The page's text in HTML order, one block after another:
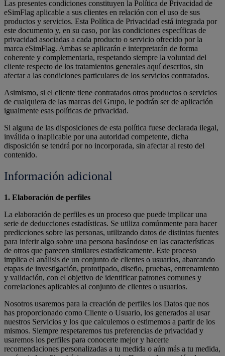
Las presentes condiciones constituyen la Política de Privacidad de
eSimFlag aplicable a sus clientes en relación con el uso de sus
productos y servicios. Esta Política de Privacidad está integrada por
este documento y, en su caso, por las condiciones específicas de
privacidad asociadas a cada producto o servicio ofrecido por la
marca eSimFlag. Ambas se aplicarán e interpretarán de forma
coherente y complementaria, respetando siempre la voluntad del
cliente respecto de los tratamientos generales aquí descritos, sin
afectar a las condiciones particulares de los servicios contratados.
Asimismo, si el cliente tiene contratados otros productos o servicios
de cualquiera de las marcas del Grupo, le podrán ser de aplicación
igualmente esas políticas de privacidad.
Si alguna de las disposiciones de esta política fuese declarada ilegal,
inválida o inaplicable por una autoridad competente, dicha
disposición se tendrá por no incorporada, sin afectar al resto del
contenido.
Información adicional
1. Elaboración de perfiles
La elaboración de perfiles es un proceso que puede implicar una
serie de deducciones estadísticas. Se utiliza comúnmente para hacer
predicciones sobre las personas, utilizando datos de distintas fuentes
para inferir algo sobre una persona basándose en las características
de otros que parecen similares estadísticamente. Este proceso
implica el análisis de un conjunto de clientes o usuarios, abarcando
etapas de investigación, prototipado, diseño, pruebas, entrenamiento
y validación, con el objetivo de identificar patrones comunes y
correlaciones aplicables al conjunto de clientes o usuarios.
Nosotros usaremos para la creación de perfiles los Datos que nos
has proporcionado como Cliente o Usuario, los generados al usar
nuestros Servicios y los que calculemos o estimemos a partir de los
mismos. Siempre respetaremos tus preferencias de privacidad y
usaremos los perfiles para conocerte mejor y hacerte
recomendaciones personalizadas a tu medida o aún más a tu medida,